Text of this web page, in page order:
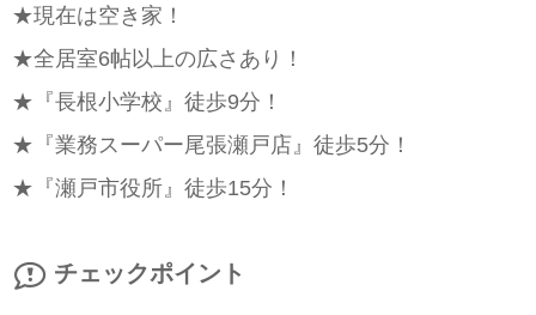
★現在は空き家！
★全居室6帖以上の広さあり！
★『長根小学校』徒歩9分！
★『業務スーパー尾張瀬戸店』徒歩5分！
★『瀬戸市役所』徒歩15分！
チェックポイント